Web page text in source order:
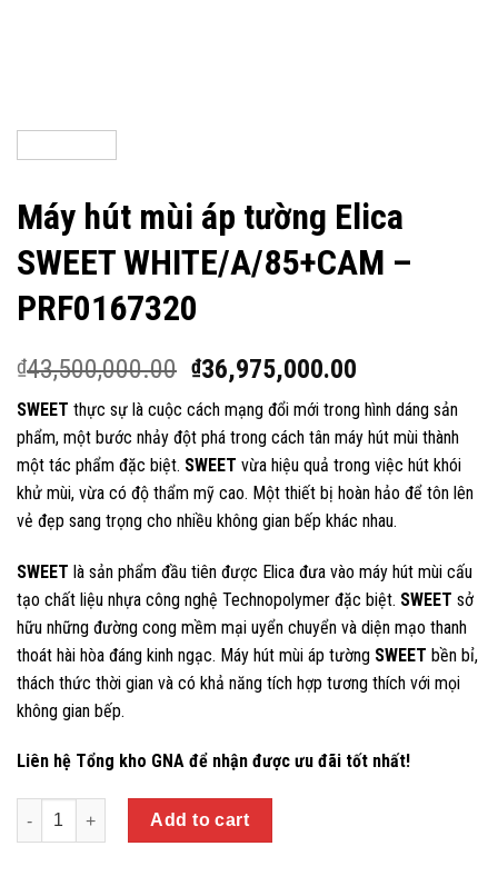
Máy hút mùi áp tường Elica
SWEET WHITE/A/85+CAM –
PRF0167320
₫43,500,000.00 ₫36,975,000.00
SWEET thực sự là cuộc cách mạng đổi mới trong hình dáng sản
phẩm, một bước nhảy đột phá trong cách tân máy hút mùi thành
một tác phẩm đặc biệt. SWEET vừa hiệu quả trong việc hút khói
khử mùi, vừa có độ thẩm mỹ cao. Một thiết bị hoàn hảo để tôn lên
vẻ đẹp sang trọng cho nhiều không gian bếp khác nhau.
SWEET là sản phẩm đầu tiên được Elica đưa vào máy hút mùi cấu
tạo chất liệu nhựa công nghệ Technopolymer đặc biệt. SWEET sở
hữu những đường cong mềm mại uyển chuyển và diện mạo thanh
thoát hài hòa đáng kinh ngạc. Máy hút mùi áp tường SWEET bền bỉ,
thách thức thời gian và có khả năng tích hợp tương thích với mọi
không gian bếp.
Liên hệ Tổng kho GNA để nhận được ưu đãi tốt nhất!
Quantity
Add to cart